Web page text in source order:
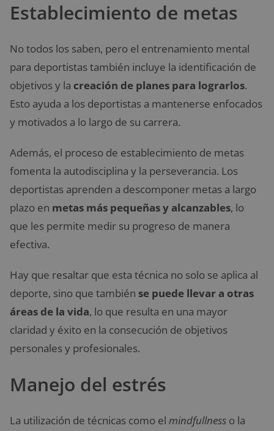
Establecimiento de metas
No todos los saben, pero el entrenamiento mental
para deportistas también incluye la identificación de
objetivos y la creación de planes para lograrlos.
Esto ayuda a los deportistas a mantenerse enfocados
y motivados a lo largo de su carrera.
Además, el proceso de establecimiento de metas
fomenta la autodisciplina y la perseverancia. Los
deportistas aprenden a descomponer metas a largo
plazo en metas más pequeñas y alcanzables, lo
que les permite medir su progreso de manera
efectiva.
Hay que resaltar que esta técnica no solo se aplica al
deporte, sino que también se puede llevar a otras
áreas de la vida, lo que resulta en una mayor
claridad y éxito en la consecución de objetivos
personales y profesionales.
Manejo del estrés
La utilización de técnicas como el mindfullness o la